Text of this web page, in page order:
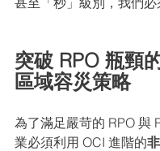
突破 RPO 瓶頸
區域容災策略
為了滿足嚴苛的 RPO 與
業必須利用 OCI 進階的